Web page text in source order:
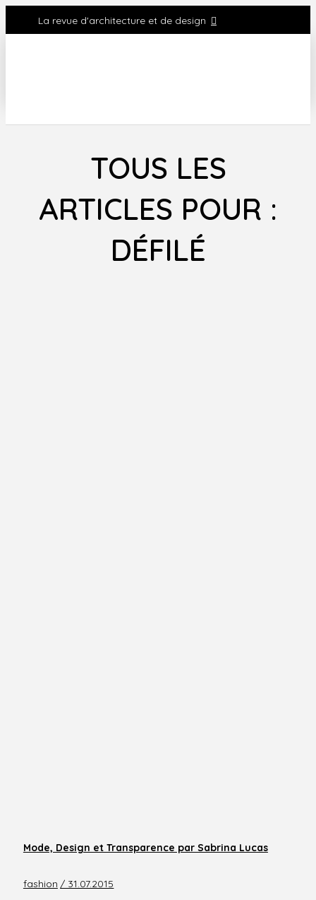
La revue d'architecture et de design
TOUS LES
ARTICLES POUR :
DÉFILÉ
Mode, Design et Transparence par Sabrina Lucas
fashion / 31.07.2015